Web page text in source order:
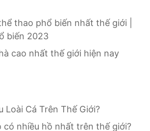
thao phổ biến nhất thế giới |
biến 2023
cao nhất thế giới hiện nay
Loài Cá Trên Thế Giới?
có nhiều hồ nhất trên thế giới?